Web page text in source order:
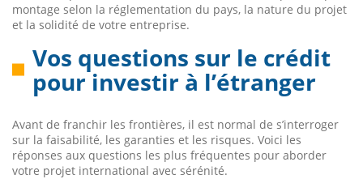
montage selon la réglementation du pays, la nature du projet
et la solidité de votre entreprise.
Vos questions sur le crédit
pour investir à l’étranger
Avant de franchir les frontières, il est normal de s’interroger
sur la faisabilité, les garanties et les risques. Voici les
réponses aux questions les plus fréquentes pour aborder
votre projet international avec sérénité.